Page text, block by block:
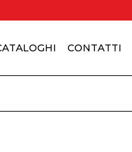
CONTATTI